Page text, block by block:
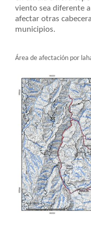
viento sea diferente
afectar otras
municipios.
Área de afectación por